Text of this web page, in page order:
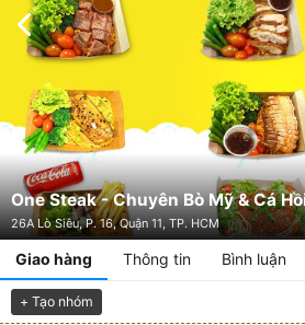
One Steak - Chuyên Bò Mỹ & Cá
26A Lò Siêu, P. 16, Quận 11, TP. HCM
Giao hàng Thông tin Bình luận
+ Tạo nhóm